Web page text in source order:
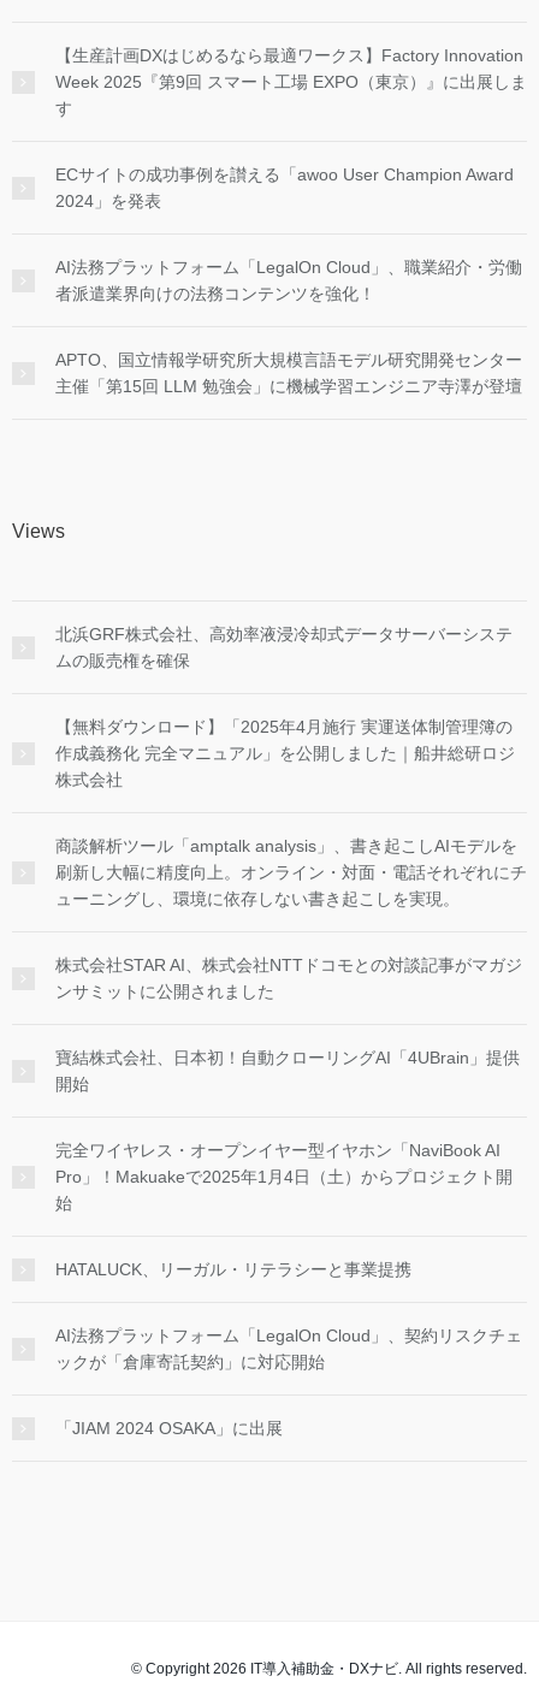
【生産計画DXはじめるなら最適ワークス】Factory Innovation
Week 2025『第9回 スマート工場 EXPO（東京）』に出展しま
す
ECサイトの成功事例を讃える「awoo User Champion Award
2024」を発表
AI法務プラットフォーム「LegalOn Cloud」、職業紹介・労働
者派遣業界向けの法務コンテンツを強化！
APTO、国立情報学研究所大規模言語モデル研究開発センター
主催「第15回 LLM 勉強会」に機械学習エンジニア寺澤が登壇
Views
北浜GRF株式会社、高効率液浸冷却式データサーバーシステ
ムの販売権を確保
【無料ダウンロード】「2025年4月施行 実運送体制管理簿の
作成義務化 完全マニュアル」を公開しました｜船井総研ロジ
株式会社
商談解析ツール「amptalk analysis」、書き起こしAIモデルを
刷新し大幅に精度向上。オンライン・対面・電話それぞれにチ
ューニングし、環境に依存しない書き起こしを実現。
株式会社STAR AI、株式会社NTTドコモとの対談記事がマガジ
ンサミットに公開されました
寶結株式会社、日本初！自動クローリングAI「4UBrain」提供
開始
完全ワイヤレス・オープンイヤー型イヤホン「NaviBook AI
Pro」！Makuakeで2025年1月4日（土）からプロジェクト開
始
HATALUCK、リーガル・リテラシーと事業提携
AI法務プラットフォーム「LegalOn Cloud」、契約リスクチェ
ックが「倉庫寄託契約」に対応開始
「JIAM 2024 OSAKA」に出展
© Copyright 2026 IT導入補助金・DXナビ. All rights reserved.